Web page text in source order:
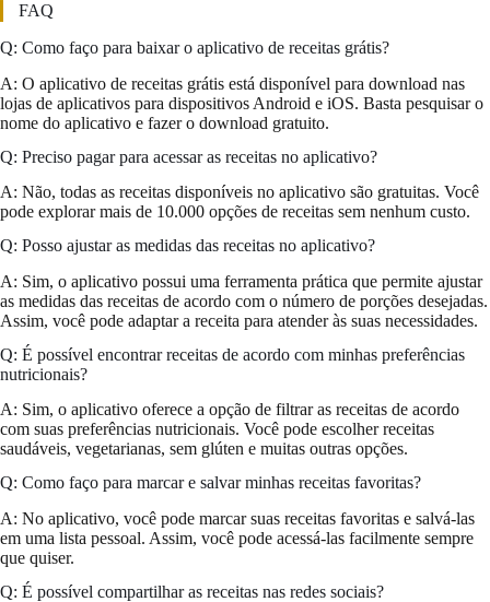
FAQ
Q: Como faço para baixar o aplicativo de receitas grátis?
A: O aplicativo de receitas grátis está disponível para download nas
lojas de aplicativos para dispositivos Android e iOS. Basta pesquisar o
nome do aplicativo e fazer o download gratuito.
Q: Preciso pagar para acessar as receitas no aplicativo?
A: Não, todas as receitas disponíveis no aplicativo são gratuitas. Você
pode explorar mais de 10.000 opções de receitas sem nenhum custo.
Q: Posso ajustar as medidas das receitas no aplicativo?
A: Sim, o aplicativo possui uma ferramenta prática que permite ajustar
as medidas das receitas de acordo com o número de porções desejadas.
Assim, você pode adaptar a receita para atender às suas necessidades.
Q: É possível encontrar receitas de acordo com minhas preferências
nutricionais?
A: Sim, o aplicativo oferece a opção de filtrar as receitas de acordo
com suas preferências nutricionais. Você pode escolher receitas
saudáveis, vegetarianas, sem glúten e muitas outras opções.
Q: Como faço para marcar e salvar minhas receitas favoritas?
A: No aplicativo, você pode marcar suas receitas favoritas e salvá-las
em uma lista pessoal. Assim, você pode acessá-las facilmente sempre
que quiser.
Q: É possível compartilhar as receitas nas redes sociais?